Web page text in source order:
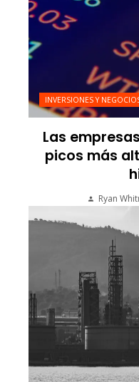
INVERSIONES Y
Las
picos más
Ryan